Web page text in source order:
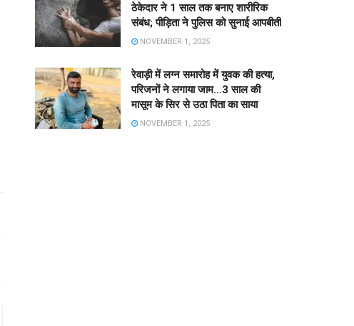
ठेकेदार ने 1 साल तक बनाए शारीरिक
संबंध; पीड़िता ने पुलिस को सुनाई आपबीती
NOVEMBER 1, 2025
रेवाड़ी में लग्न समारोह में युवक की हत्या,
परिजनों ने लगाया जाम…3 साल की
मासूम के सिर से उठा पिता का साया
NOVEMBER 1, 2025